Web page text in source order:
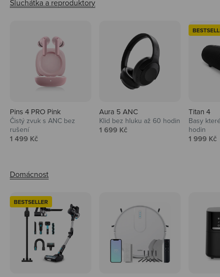
Pins 4 PRO Pink
Čistý zvuk s ANC bez
rušení
Prodejní cena
1 499 Kč
Aura 5 ANC
Klid bez hluku až 60 hodin
Prodejní cena
1 699 Kč
Titan 4
Basy
hodin
Prodejní
1 999 Kč
BESTSELLER